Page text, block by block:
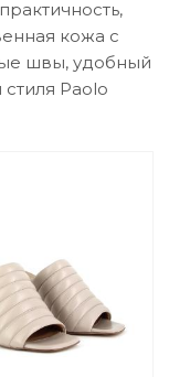
кожа с
швы, удобный
Paolo